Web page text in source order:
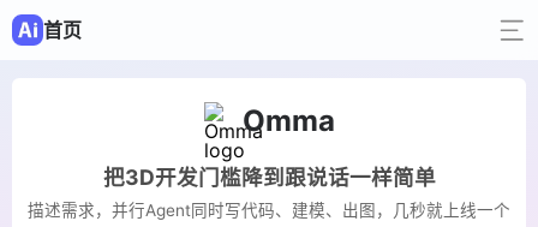
首页
Omma
把3D开发门槛降到跟说话一样简单
描述需求，并行Agent同时写代码、建模、出图，几秒就上线一个